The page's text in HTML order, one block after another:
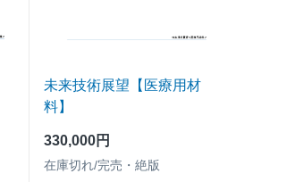
未来技術展望【医療用材
料】
330,000円
在庫切れ/完売・絶版